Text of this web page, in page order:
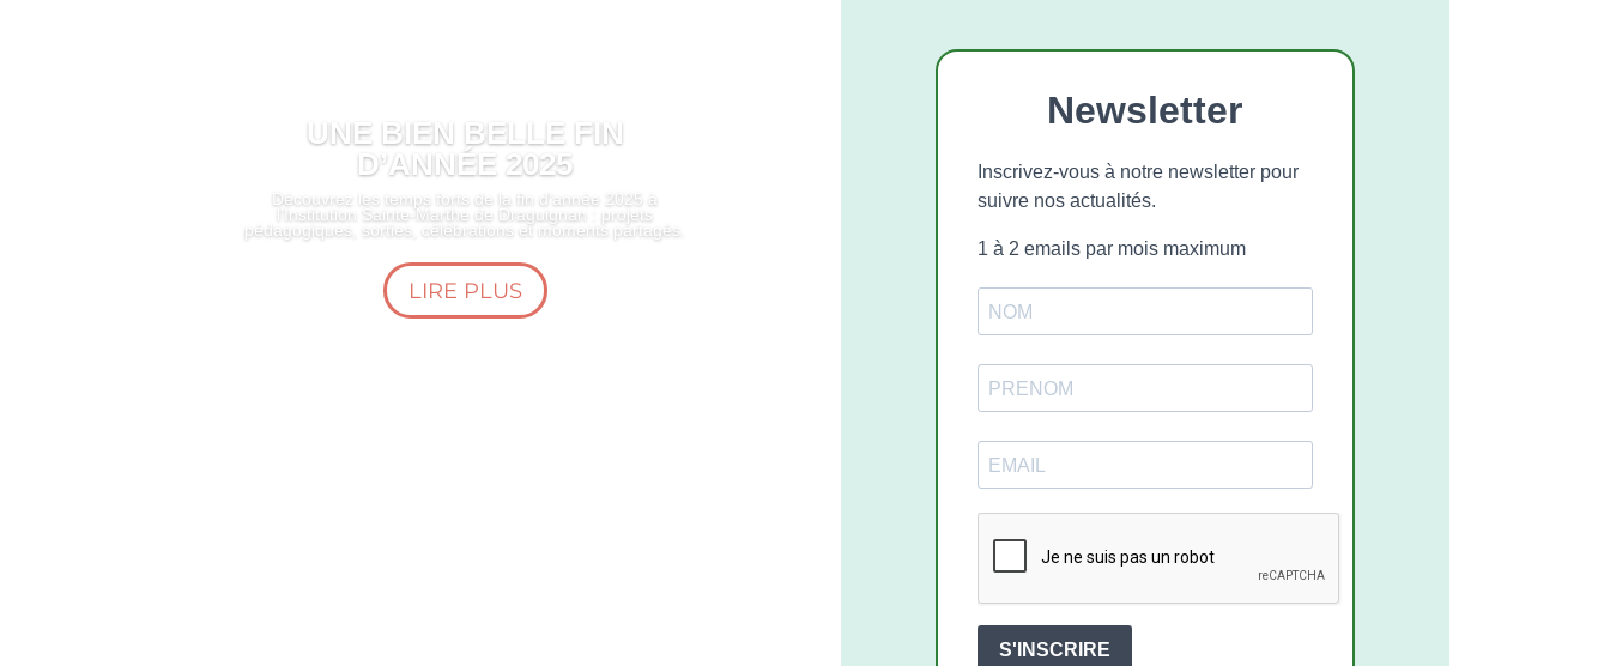
UNE BIEN BELLE FIN
D’ANNÉE 2025
Découvrez les temps forts de la fin d’année 2025 à
l’Institution Sainte-Marthe de Draguignan : projets
pédagogiques, sorties, célébrations et moments partagés.
LIRE PLUS
Newsletter
Inscrivez-vous à notre newsletter pour
suivre nos actualités.
1 à 2 emails par mois maximum
S'INSCRIRE